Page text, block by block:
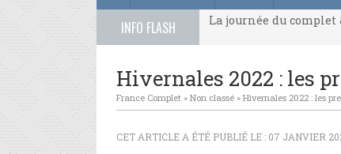
INFO FLASH
La journée du
Hivernales 2022 : les
France Complet » Non classé » Hivernales 2022 : les
CET ARTICLE A ÉTÉ PUBLIÉ LE : 07 JANVIER